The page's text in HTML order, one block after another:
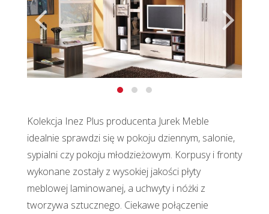
Kolekcja Inez Plus producenta Jurek Meble
idealnie sprawdzi się w pokoju dziennym, salonie,
sypialni czy pokoju młodzieżowym. Korpusy i fronty
wykonane zostały z wysokiej jakości płyty
meblowej laminowanej, a uchwyty i nóżki z
tworzywa sztucznego. Ciekawe połączenie